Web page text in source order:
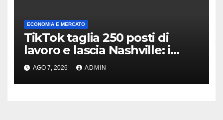
ECONOMIA E MERCATO
TikTok taglia 250 posti di
lavoro e lascia Nashville: i
motivi della scelta
AGO 7, 2026 ADMIN